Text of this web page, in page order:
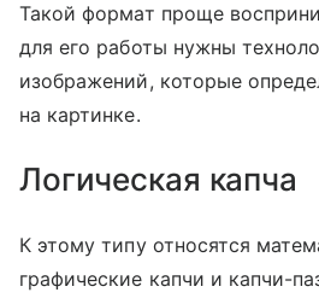
Такой формат проще
для его работы нужны
изображений, которые
на картинке.
Логическая капча
К этому типу относятся
графические капчи и капчи-